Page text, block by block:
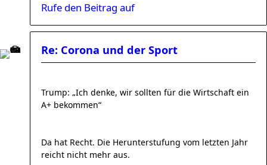
Rufe den Beitrag auf
Re: Corona und der Sport
Trump: „Ich denke, wir sollten für die Wirtschaft ein
A+ bekommen“
Da hat Recht. Die Herunterstufung vom letzten Jahr
reicht nicht mehr aus.